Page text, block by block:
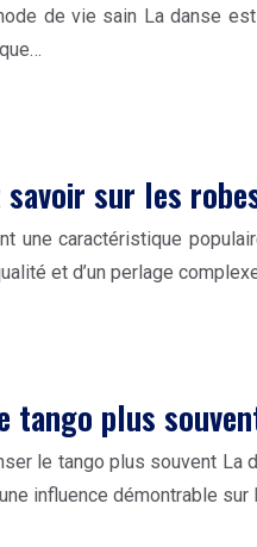
de vie sain La danse
savoir sur les
une caractéristique
et d’un perlage
tango plus
le tango plus souvent
influence démontrable